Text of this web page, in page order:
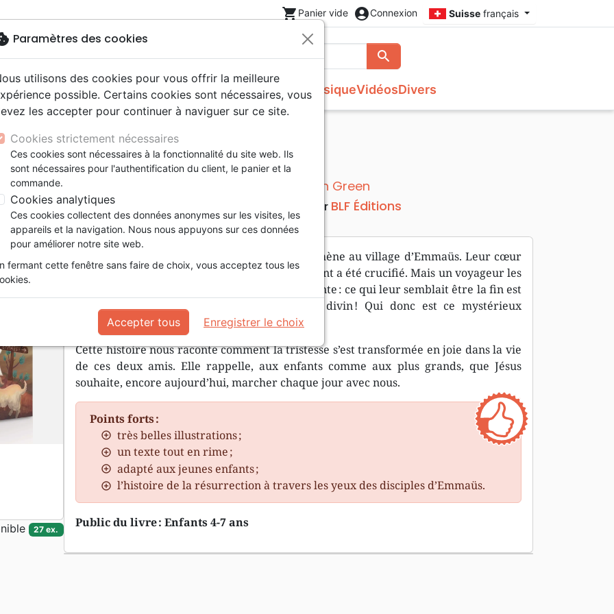
shopping_cart Panier vide account_circleConnexion Suisse français
search
Rechercher
NouveautésBibles
Segond 21
Segond
NEG
Livres
Famille, couple
Souffrance, Relation d'aide
Santé
eBooks
Couple
Méditations
Souffrance, Relation d'aide
Psychologie
Divers
Jeunesse
ans
Bibles jeunesse
Musique
Latino, Folk
Soul
Instrumental
Louange, Adoration
Hardrock, Métal
Vidéos
conférences
Documentaires, reportages
Divers
Accessoires de Bible
Papeterie
Amis et le voyageur (Les)
Les amis et le voyageur
Hannah Green
Référence Editeur BLF Éditions
Description Détails du produit
Deux amis marchent sur la longue route qui mène au village d’Emmaüs. Leur cœur
est lourd de chagrin, car l’homme qu’ils aimaient a été crucifié. Mais un voyageur les
rejoint et partage avec eux une vérité stupéfiante : ce qui leur semblait être la fin est
en réalité le début d’un magnifique projet divin ! Qui donc est ce mystérieux
étranger ?
Cette histoire nous raconte comment la tristesse s’est transformée en joie dans la vie
de ces deux amis. Elle rappelle, aux enfants comme aux plus grands, que Jésus
souhaite, encore aujourd’hui, marcher chaque jour avec nous.
Points forts :
très belles illustrations ;
un texte tout en rime ;
adapté aux jeunes enfants ;
l’histoire de la résurrection à travers les yeux des disciples d’Emmaüs.
Public du livre : Enfants 4-7 ans
27 ex.
Paramètres des cookies
utilisons des cookies pour vous offrir la meilleure
possible. Certains cookies sont nécessaires, vous
les accepter pour continuer à naviguer sur ce site.
Cookies strictement nécessaires
Ces cookies sont nécessaires à la fonctionnalité du site web. Ils
sont nécessaires pour l'authentification du client, le panier et la
commande.
Cookies analytiques
Ces cookies collectent des données anonymes sur les visites, les
appareils et la navigation. Nous nous appuyons sur ces données
pour améliorer notre site web.
fermant cette fenêtre sans faire de choix, vous acceptez tous les
Accepter tous Enregistrer le choix